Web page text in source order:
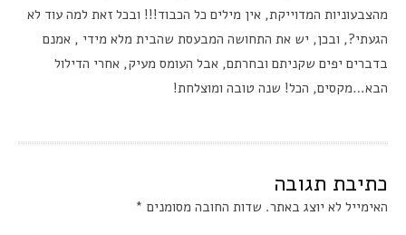
מהצבעוניות המדוייקת, אין מילים כל הכבוד!!! ובכל זאת למה עוד לא
הגעתי?, ובכן, יש את התחושה המבעסת שהבית מלא מידי , אמנם
בדברים יפים שקניתם ובחרתם, אבל העומס מעיק, אחרי הדילול
הבא…מקסים, הכל! שנה טובה ומוצלחת!
כתיבת תגובה
האימייל לא יוצג באתר. שדות החובה מסומנים *